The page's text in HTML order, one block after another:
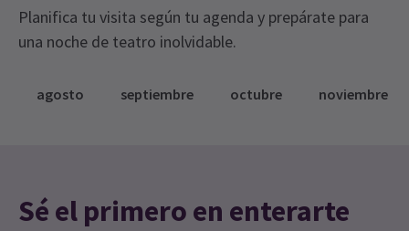
JUEVES
20:00
Meses de funciones
Ve directamente al mes para elegir una función
Planifica tu visita según tu agenda y prepárate para
una noche de teatro inolvidable.
agosto septiembre octubre noviembre
Sé el primero en enterarte